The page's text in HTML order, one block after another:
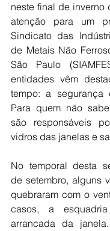
neste final de inverno
atenção para um
Sindicato das
de Metais Não
São Paulo
entidades vêm
tempo: a segurança
Para quem não
são responsáveis
vidros das janelas e
No temporal desta
de setembro, alguns
quebraram com o
casos, a
arrancada da